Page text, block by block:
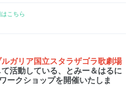
こちら
ガリア国立スタラザゴラ歌劇場
活動している、とみー＆はるに
ークショップを開催いたしま